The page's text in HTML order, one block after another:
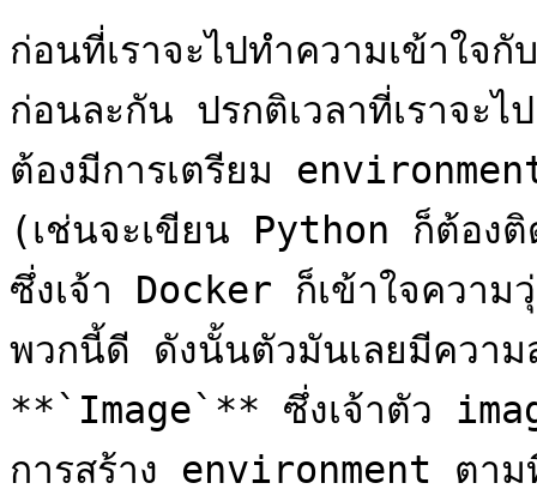
ก่อนที่เราจะไปทำความเข้าใ
ก่อนละกัน ปรกติเวลาที่เราจะไ
ต้องมีการเตรียม
(เช่นจะเขียน Python ก็ต้อง
ซึ่งเจ้า Docker ก็เข้าใจควา
พวกนี้ดี ดังนั้นตัวมันเลยมีความ
**`Image`** ซึ่งเจ้าตัว
การสร้าง environment ตามที่